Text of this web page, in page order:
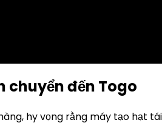
chuyển đến Togo
hy vọng rằng máy tạo hạt